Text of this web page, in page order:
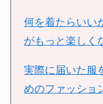
何を着たらいい
がもっと楽しく
実際に届いた服
めのファッショ